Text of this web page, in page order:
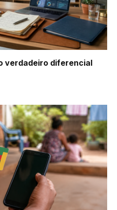
verdadeiro diferencial